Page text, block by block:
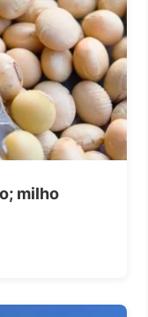
milho